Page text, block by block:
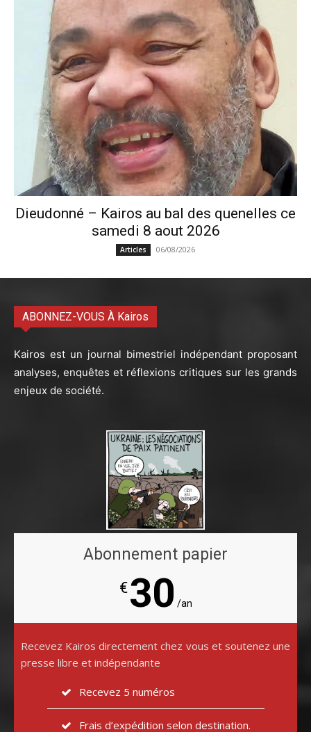
Dieudonné – Kairos au bal des quenelles ce
samedi 8 aout 2026
Articles 06/08/2026
ABONNEZ-VOUS À Kairos
Kairos est un journal bimestriel indépendant proposant
analyses, enquêtes et réflexions critiques sur les grands
enjeux de société.
Abonnement papier
€30 /an
Recevez Kairos directement chez vous et soutenez une
presse libre et indépendante
Recevez 5 numéros
Frais d’expédition selon destination.